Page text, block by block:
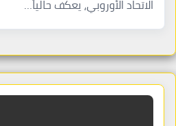
الاتحاد الأوروبي، يعكف حالياً…